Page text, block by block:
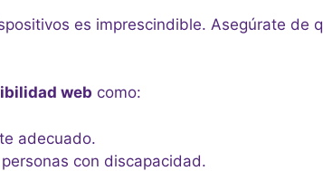
es imprescindible. Asegúrate de
web como:
adecuado.
con discapacidad.